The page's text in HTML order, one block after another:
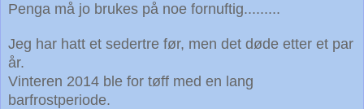
Penga må jo brukes på noe fornuftig.........
Jeg har hatt et sedertre før, men det døde etter et par
år.
Vinteren 2014 ble for tøff med en lang
barfrostperiode.